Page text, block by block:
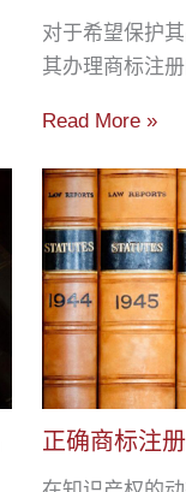
对于希望保护
其办理商标注
Read More »
正确商标注